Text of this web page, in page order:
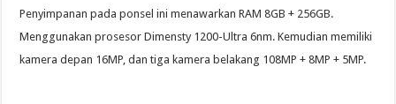
Penyimpanan pada ponsel ini menawarkan RAM 8GB + 256GB.
Menggunakan prosesor Dimensty 1200-Ultra 6nm. Kemudian memiliki
kamera depan 16MP, dan tiga kamera belakang 108MP + 8MP + 5MP.